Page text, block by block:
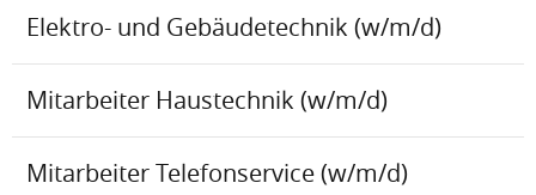
Elektro- und Gebäudetechnik (w/m/d)
Mitarbeiter Haustechnik (w/m/d)
Mitarbeiter Telefonservice (w/m/d)